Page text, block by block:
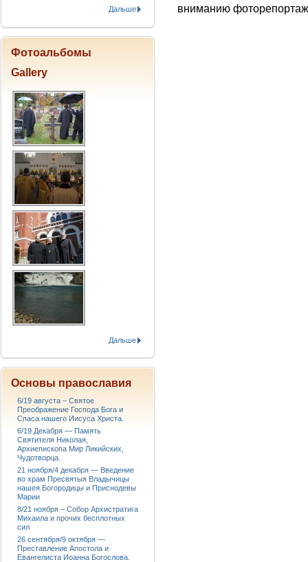
вниманию
Дальше
Фотоальбомы
Gallery
Дальше
Основы православия
6/19 августа – Святое
Преображение Господа Бога и
Спаса нашего Иисуса Христа.
6/19 Декабря — Память
Святителя Николая,
Архиепископа Мир Ликийских,
Чудотворца.
21 ноября/4 декабря — Введение
во храм Пресвятыя Владычицы
нашея Богородицы и Приснодевы
Марии
8/21 ноября – Собор Архистратига
Михаила и прочих бесплотных
сил
26 сентября/9 октября —
Преставление Апостола и
Евангелиста Иоанна Богослова.